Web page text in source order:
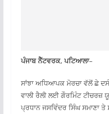
ਪੰਜਾਬ ਨੈੱਟਵਰਕ, ਪਟਿਆਲਾ–
ਸਾਂਝਾ ਅਧਿਆਪਕ ਮੋਰਚਾ ਵੱਲੋਂ ਛੇ
ਵਾਲੀ ਰੈਲੀ ਲਈ ਗੌਰਮਿੰਟ ਟੀਚਰਜ਼
ਪ੍ਰਧਾਨ ਜਸਵਿੰਦਰ ਸਿੰਘ ਸਮਾਣਾ